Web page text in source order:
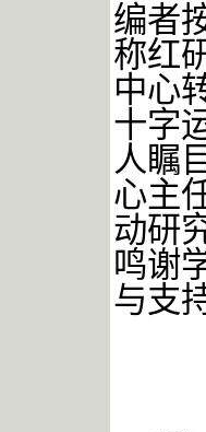
编者
称红
中心
十字
人瞩
心主
动研
鸣谢
与支